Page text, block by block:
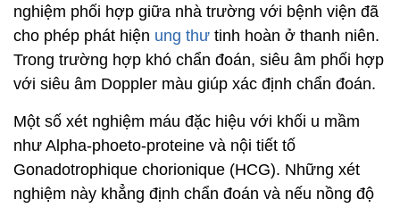
nghiệm phối hợp giữa nhà trường với bệnh viện đã
cho phép phát hiện ung thư tinh hoàn ở thanh niên.
Trong trường hợp khó chẩn đoán, siêu âm phối hợp
với siêu âm Doppler màu giúp xác định chẩn đoán.
Một số xét nghiệm máu đặc hiệu với khối u mầm
như Alpha-phoeto-proteine và nội tiết tố
Gonadotrophique chorionique (HCG). Những xét
nghiệm này khẳng định chẩn đoán và nếu nồng độ